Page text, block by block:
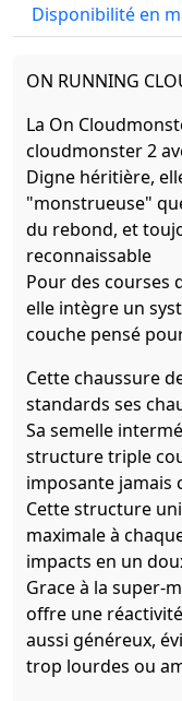
Disponibilité en
ON RUNNING
La On
cloudmonster 2
Digne héritière,
"monstrueuse"
du rebond, et
reconnaissable
Pour des courses
elle intègre un
couche pensé
Cette chaussure
standards ses
Sa semelle
structure triple
imposante jamais
Cette structure
maximale à
impacts en un
Grace à la super-
offre une
aussi généreux,
trop lourdes ou